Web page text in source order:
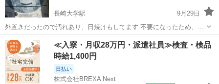
長崎大学駅
9月29日
外置きだったので汚れあり、日焼けもしてます 不要になったため、取
りにきてくれる方を優先にお譲りします。
長崎 長崎市 長崎大学駅 生活家電 ジャンク
≪入寮・月収28万円・派遣社員≫検査・検品
時給1,400円
日払い
株式会社BREXA Next